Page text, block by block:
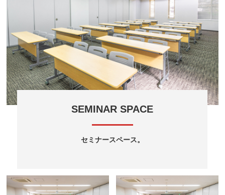
SEMINAR SPACE
セミナースペース。